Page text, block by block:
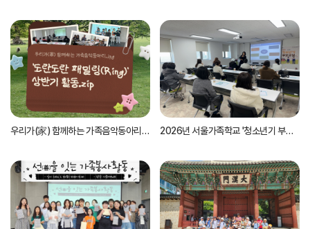
우리가(家) 함께하는 가족음악동아리 '도란도란 패밀링(Ring)' 상반기 활동.zip 2026년 서울가족학교 '청소년기 부모 교실' 운영